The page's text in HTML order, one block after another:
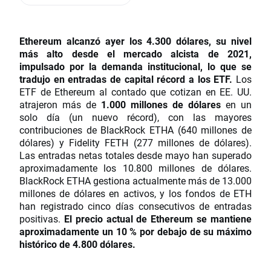
Ethereum alcanzó ayer los 4.300 dólares, su nivel
más alto desde el mercado alcista de 2021,
impulsado por la demanda institucional, lo que se
tradujo en entradas de capital récord a los ETF. Los
ETF de Ethereum al contado que cotizan en EE. UU.
atrajeron más de 1.000 millones de dólares en un
solo día (un nuevo récord), con las mayores
contribuciones de BlackRock ETHA (640 millones de
dólares) y Fidelity FETH (277 millones de dólares).
Las entradas netas totales desde mayo han superado
aproximadamente los 10.800 millones de dólares.
BlackRock ETHA gestiona actualmente más de 13.000
millones de dólares en activos, y los fondos de ETH
han registrado cinco días consecutivos de entradas
positivas. El precio actual de Ethereum se mantiene
aproximadamente un 10 % por debajo de su máximo
histórico de 4.800 dólares.